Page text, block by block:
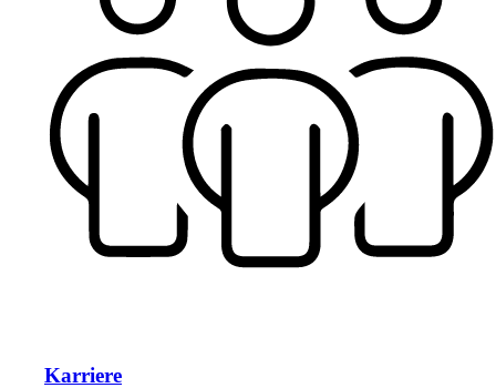
Karriere